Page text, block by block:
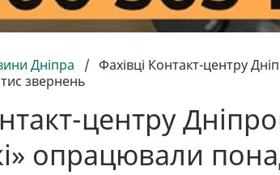
Дніпра / Фахівці Контакт-центру
звернень
центру
опрацювали